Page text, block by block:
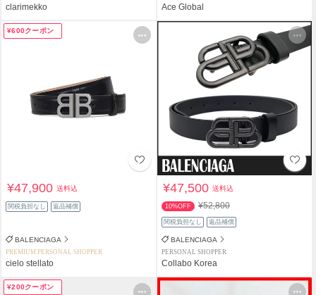
clarimekko Ace Global
¥600クーポン
¥47,900送料込
関税負担なし 返品補償
BALENCIAGA
PREMIUM PERSONAL SHOPPER
cielo stellato
¥47,500送料込
10%OFF ¥52,800
関税負担なし 返品補償
BALENCIAGA
PERSONAL SHOPPER
Collabo Korea
¥200クーポン